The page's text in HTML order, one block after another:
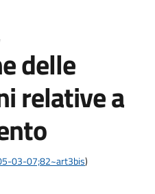
delle
relative a
03-07;82~art3bis)